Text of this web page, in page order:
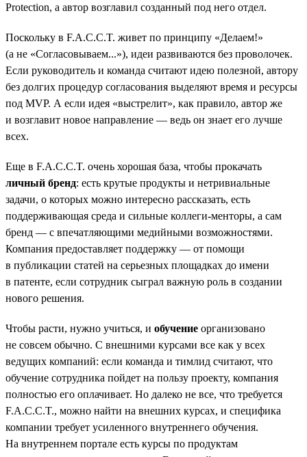
Protection, а автор возглавил созданный под него отдел.
Поскольку в F.A.C.C.T. живет по принципу «Делаем!»
(а не «Согласовываем...»), идеи развиваются без проволочек.
Если руководитель и команда считают идею полезной, автору
без долгих процедур согласования выделяют время и ресурсы
под MVP. А если идея «выстрелит», как правило, автор же
и возглавит новое направление — ведь он знает его лучше
всех.
Еще в F.A.C.C.T. очень хорошая база, чтобы прокачать
личный бренд: есть крутые продукты и нетривиальные
задачи, о которых можно интересно рассказать, есть
поддерживающая среда и сильные коллеги-менторы, а сам
бренд — с впечатляющими медийными возможностями.
Компания предоставляет поддержку — от помощи
в публикации статей на серьезных площадках до имени
в патенте, если сотрудник сыграл важную роль в создании
нового решения.
Чтобы расти, нужно учиться, и обучение организовано
не совсем обычно. С внешними курсами все как у всех
ведущих компаний: если команда и тимлид считают, что
обучение сотрудника пойдет на пользу проекту, компания
полностью его оплачивает. Но далеко не все, что требуется
F.A.C.C.T., можно найти на внешних курсах, и специфика
компании требует усиленного внутреннего обучения.
На внутреннем портале есть курсы по продуктам